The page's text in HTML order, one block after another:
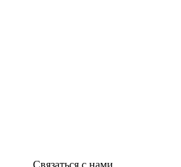
Связаться с нами